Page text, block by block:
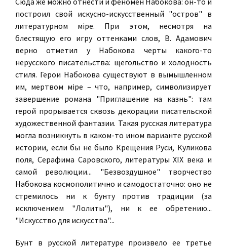
построил свой искусно-искусственный "остров" в
литературном мiре. При этом, несмотря на
блестящую его игру оттенками слов, В. Адамович
верно отметил у Набокова черты какого-то
нерусского писательства: щегольство и холодность
стиля. Герои Набокова существуют в вымышленном
им, мертвом мiре – что, например, символизирует
завершение романа "Приглашение на казнь": там
герой прорывается сквозь декорации писательской
художественной фантазии. Такая русская литература
могла возникнуть в каком-то ином варианте русской
истории, если бы не было Крещения Руси, Куликова
поля, Серафима Саровского, литературы XIX века и
самой революции... "Безвоздушное" творчество
Набокова космополитично и самодостаточно: оно не
стремилось ни к бунту против традиции (за
исключением "Лолиты"), ни к ее обретению...
"Искусство для искусства"...
Бунт в русской литературе произвело ее третье